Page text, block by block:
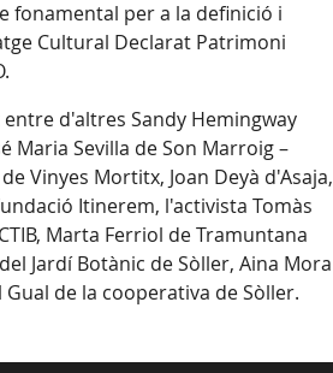
fonamental per a la definició i
Cultural Declarat Patrimoni
d'altres Sandy Hemingway
Maria Sevilla de Son Marroig –
Vinyes Mortitx, Joan Deyà d'Asaja,
Itinerem, l'activista Tomàs
Marta Ferriol de Tramuntana
Jardí Botànic de Sòller, Aina Mora
de la cooperativa de Sòller.